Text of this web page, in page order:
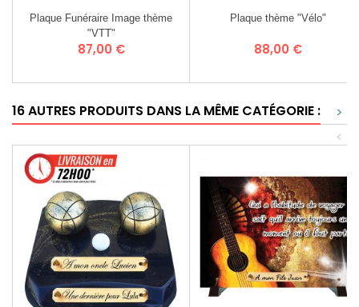
Plaque Funéraire Image thème
"VTT"
Prix
87,00 €
Plaque thème "Vélo"
Prix
88,00 €
16 AUTRES PRODUITS DANS LA MÊME CATÉGORIE :
>
<